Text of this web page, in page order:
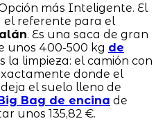
más Inteligente. El
el referente para el
. Es una saca de gran
unos 400-500 kg de
la limpieza: el camión con
donde el
el suelo lleno de
Bag de encina de
unos 135,82 €.